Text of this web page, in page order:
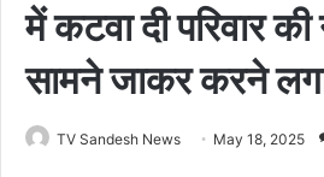
में कटवा दी परिवार
सामने जाकर करने
TV Sandesh News May 18, 2025